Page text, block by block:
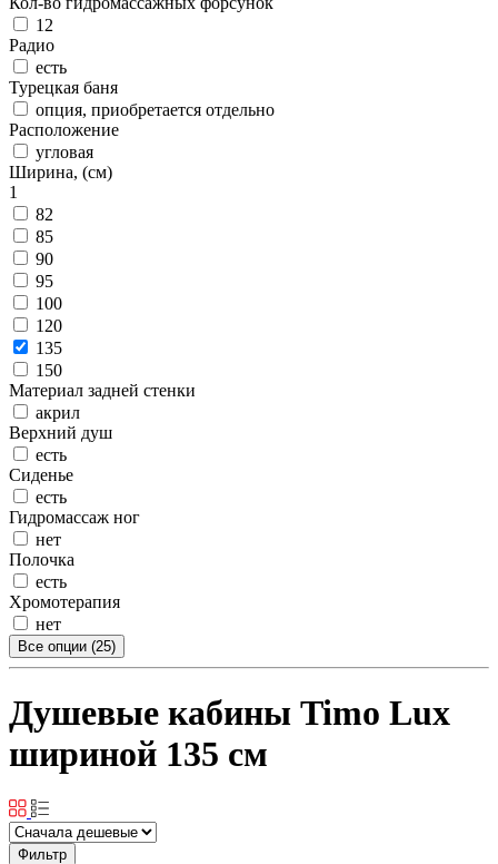
12
Радио
есть
Турецкая баня
опция, приобретается отдельно
Расположение
угловая
Ширина, (см)
1
82
85
90
95
100
120
135
150
Материал задней стенки
акрил
Верхний душ
есть
Сиденье
есть
Гидромассаж ног
нет
Полочка
есть
Хромотерапия
нет
Все опции (25)
Душевые кабины Timo Lux
шириной 135 см
Фильтр